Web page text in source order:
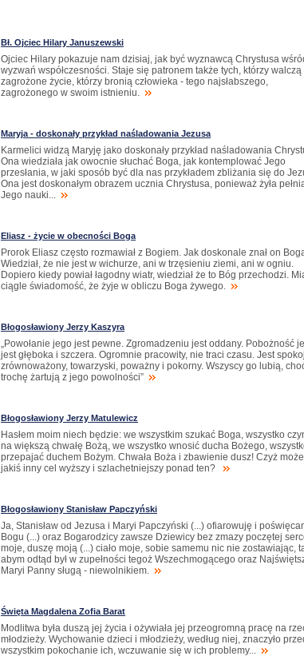
Bł. Ojciec Hilary Januszewski
Ojciec Hilary pokazuje nam dzisiaj, jak być wyznawcą Chrystusa
wyzwań współczesności. Staje się patronem także tych, którzy walczą
zagrożone życie, którzy bronią człowieka - tego najsłabszego,
zagrożonego w swoim istnieniu.
Maryja - doskonały przykład naśladowania Jezusa
Karmelici widzą Maryję jako doskonały przykład naśladowania
Ona wiedziała jak owocnie słuchać Boga, jak kontemplować Jego
przesłania, w jaki sposób być dla nas przykładem zbliżania się do
Ona jest doskonałym obrazem ucznia Chrystusa, ponieważ żyła
Jego nauki...
Eliasz - życie w obecności Boga
Prorok Eliasz często rozmawiał z Bogiem. Jak doskonale znał on
Wiedział, że nie jest w wichurze, ani w trzęsieniu ziemi, ani w ogniu.
Dopiero kiedy powiał łagodny wiatr, wiedział że to Bóg przechodzi.
ciągle świadomość, że żyje w obliczu Boga żywego.
Błogosławiony Jerzy Kaszyra
„Powołanie jego jest pewne. Zgromadzeniu jest oddany. Pobożność
jest głęboka i szczera. Ogromnie pracowity, nie traci czasu. Jest
zrównoważony, towarzyski, poważny i pokorny. Wszyscy go lubią,
trochę żartują z jego powolności”
Błogosławiony Jerzy Matulewicz
Hasłem moim niech będzie: we wszystkim szukać Boga, wszystko
na większą chwałę Bożą, we wszystko wnosić ducha Bożego,
przepajać duchem Bożym. Chwała Boża i zbawienie dusz! Czyż
jakiś inny cel wyższy i szlachetniejszy ponad ten?
Błogosławiony Stanisław Papczyński
Ja, Stanisław od Jezusa i Maryi Papczyński (...) ofiarowuję i
Bogu (...) oraz Bogarodzicy zawsze Dziewicy bez zmazy poczętej
moje, duszę moją (...) ciało moje, sobie samemu nic nie zostawiając,
abym odtąd był w zupełności tegoż Wszechmogącego oraz
Maryi Panny sługą - niewolnikiem.
Święta Magdalena Zofia Barat
Modlitwa była duszą jej życia i ożywiała jej przeogromną pracę na
młodzieży. Wychowanie dzieci i młodzieży, według niej, znaczyło
wszystkim pokochanie ich, wczuwanie się w ich problemy...